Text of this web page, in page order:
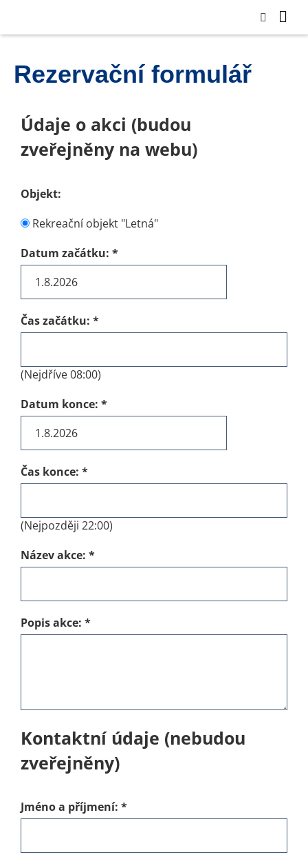
Rezervační formulář
Údaje o akci (budou
zveřejněny na webu)
Objekt:
Rekreační objekt "Letná"
Datum začátku: *
Čas začátku: *
(Nejdříve 08:00)
Datum konce: *
Čas konce: *
(Nejpozději 22:00)
Název akce: *
Popis akce: *
Kontaktní údaje (nebudou
zveřejněny)
Jméno a příjmení: *